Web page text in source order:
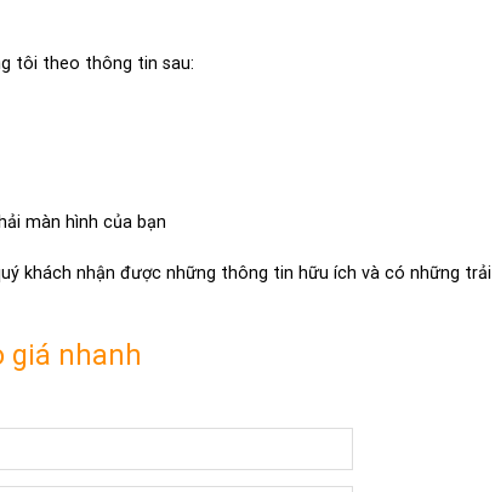
tôi theo thông tin sau:
màn hình của bạn
khách nhận được những thông tin hữu ích và có những trải
giá nhanh